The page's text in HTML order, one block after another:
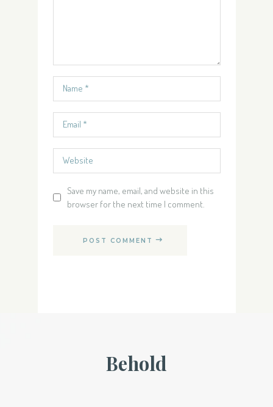
Save my name, email, and website in this
browser for the next time I comment.
POST COMMENT
Behold